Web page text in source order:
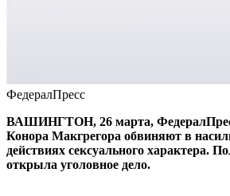
ФедералПресс
ВАШИНГТОН, 26 марта,
Конора Макгрегора обвиняют в
действиях сексуального характера.
открыла уголовное дело.